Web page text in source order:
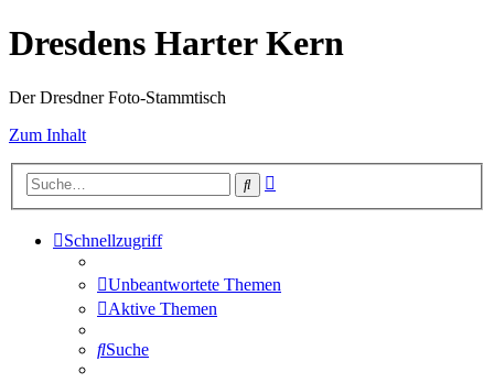
Dresdens Harter Kern
Der Dresdner Foto-Stammtisch
Zum Inhalt
Suche
Schnellzugriff
Unbeantwortete Themen
Aktive Themen
Suche